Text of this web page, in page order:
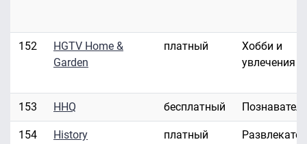
152
HGTV Home &
Garden
платный
Хобби и
увлечения
153 HHQ бесплатный
154 History платный